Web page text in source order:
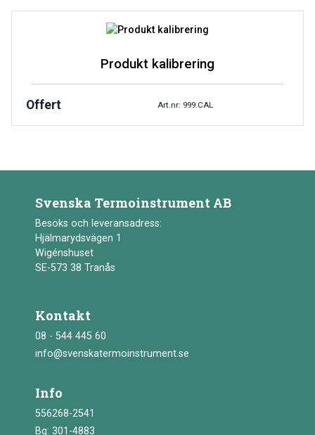
Produkt kalibrering
Offert Art.nr: 999.CAL
Svenska Termoinstrument AB
Besöks och leveransadress:
Hjälmarydsvägen 1
Wigénshuset
SE-573 38 Tranås
Kontakt
08 - 544 445 60
info@svenskatermoinstrument.se
Info
556268-2541
Bg: 301-4883